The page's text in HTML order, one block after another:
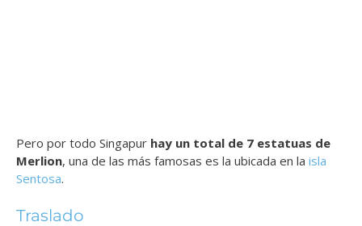
Pero por todo Singapur hay un total de 7 estatuas de
Merlion, una de las más famosas es la ubicada en la isla
Sentosa.
Traslado